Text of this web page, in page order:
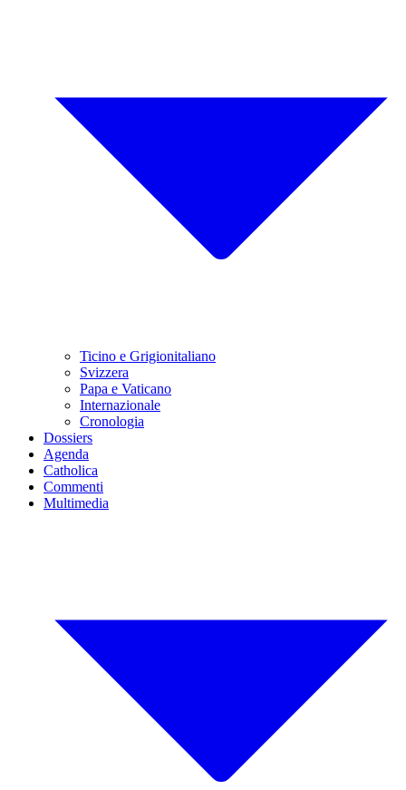
Ticino e Grigionitaliano
Svizzera
Papa e Vaticano
Internazionale
Cronologia
Dossiers
Agenda
Catholica
Commenti
Multimedia